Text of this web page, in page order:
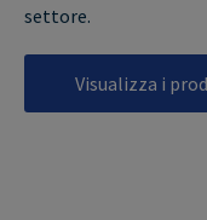
settore.
Visualizza i